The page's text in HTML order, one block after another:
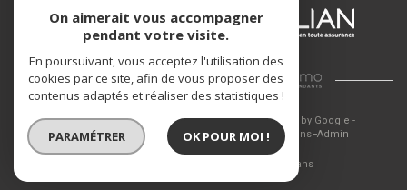
Site Réalisé Par
© 2026 | Tous droits réservés | Traduction powered by Google -
Plan du site Mentions légales Nos honoraires Liens Admin
Site adaptable à tous les types d’écrans
On aimerait vous accompagner
pendant votre visite.
En poursuivant, vous acceptez l'utilisation des
cookies par ce site, afin de vous proposer des
contenus adaptés et réaliser des statistiques !
PARAMÉTRER OK POUR MOI !